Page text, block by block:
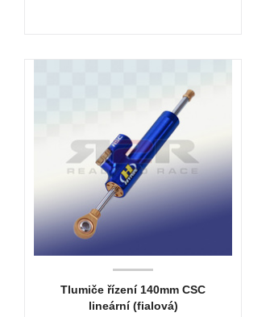
Tlumiče řízení 140mm CSC
lineární (fialová)